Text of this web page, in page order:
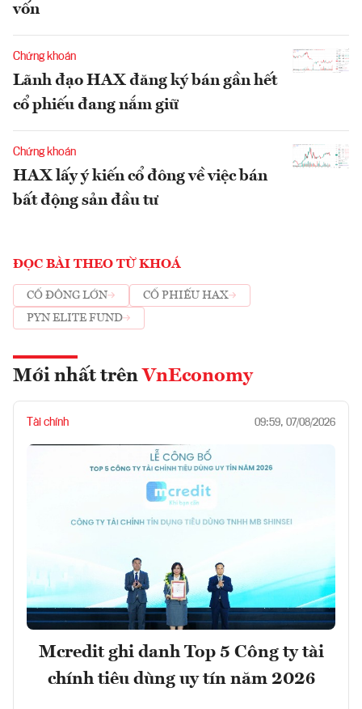
vốn
Chứng khoán
Lãnh đạo HAX đăng ký bán gần hết
cổ phiếu đang nắm giữ
Chứng khoán
HAX lấy ý kiến cổ đông về việc bán
bất động sản đầu tư
ĐỌC BÀI THEO TỪ KHOÁ
CỔ ĐÔNG LỚN
CỔ PHIẾU HAX
PYN ELITE FUND
Mới nhất trên VnEconomy
Tài chính 09:59, 07/08/2026
Mcredit ghi danh Top 5 Công ty tài
chính tiêu dùng uy tín năm 2026